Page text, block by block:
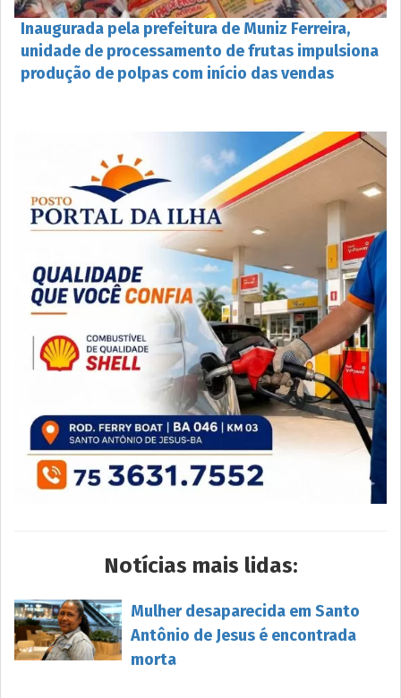
Inaugurada pela prefeitura de Muniz Ferreira,
unidade de processamento de frutas impulsiona
produção de polpas com início das vendas
Notícias mais lidas:
Mulher desaparecida em Santo
Antônio de Jesus é encontrada
morta